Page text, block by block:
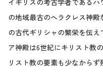
イギリスの考古学者である
の地域最古のヘラクレス神
の古代ギリシャの繁栄を伝
ア神殿は6世紀にキリスト教
リスト教の要素も少なからず